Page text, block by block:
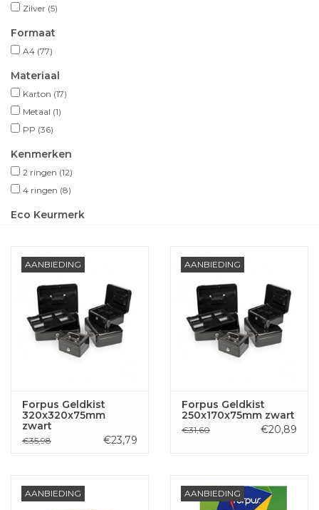
Zilver (5)
Formaat
A4 (77)
Materiaal
Karton (17)
Metaal (1)
PP (36)
Kenmerken
2 ringen (12)
4 ringen (8)
Eco Keurmerk
AANBIEDING
Forpus Geldkist
320x320x75mm
zwart
€35,98 €23,79
AANBIEDING
Forpus Geldkist
250x170x75mm zwart
€31,60 €20,89
AANBIEDING AANBIEDING